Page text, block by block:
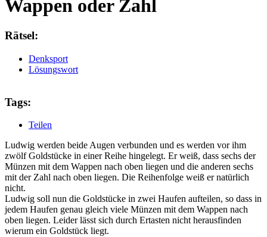
Wappen oder Zahl
Rätsel:
Denksport
Lösungswort
Tags:
Teilen
Ludwig werden beide Augen verbunden und es werden vor ihm
zwölf Goldstücke in einer Reihe hingelegt. Er weiß, dass sechs der
Münzen mit dem Wappen nach oben liegen und die anderen sechs
mit der Zahl nach oben liegen. Die Reihenfolge weiß er natürlich
nicht.
Ludwig soll nun die Goldstücke in zwei Haufen aufteilen, so dass in
jedem Haufen genau gleich viele Münzen mit dem Wappen nach
oben liegen. Leider lässt sich durch Ertasten nicht herausfinden
wierum ein Goldstück liegt.